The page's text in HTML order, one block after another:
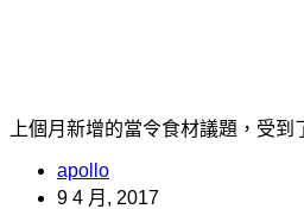
上個月新增的當令食材議題，受
apollo
9 4 月, 2017